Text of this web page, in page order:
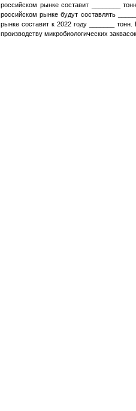
российском рынке составит ________
российском рынке будут составлять
рынке составит к 2022 году _______
производству микробиологических